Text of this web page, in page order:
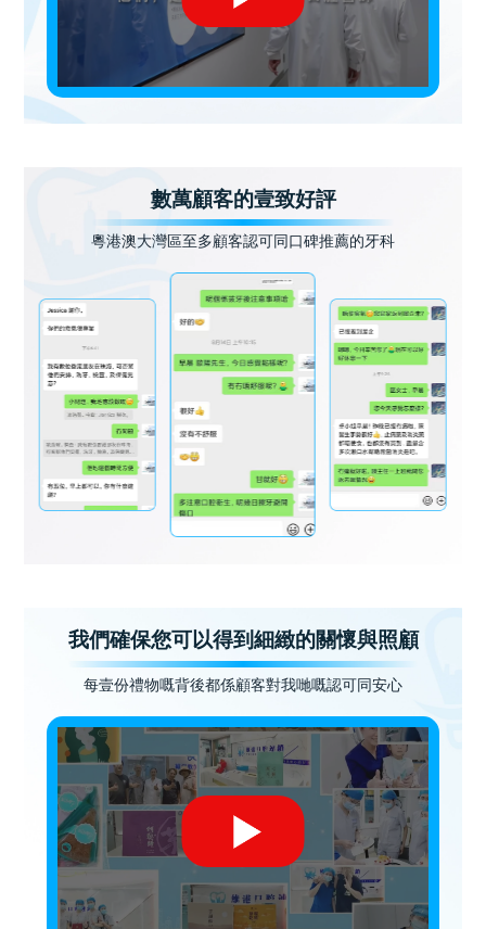
數萬顧客的壹致好評
粵港澳大灣區至多顧客認可同口碑推薦的牙科
我們確保您可以得到細緻的關懷與照顧
每壹份禮物嘅背後都係顧客對我哋嘅認可同安心